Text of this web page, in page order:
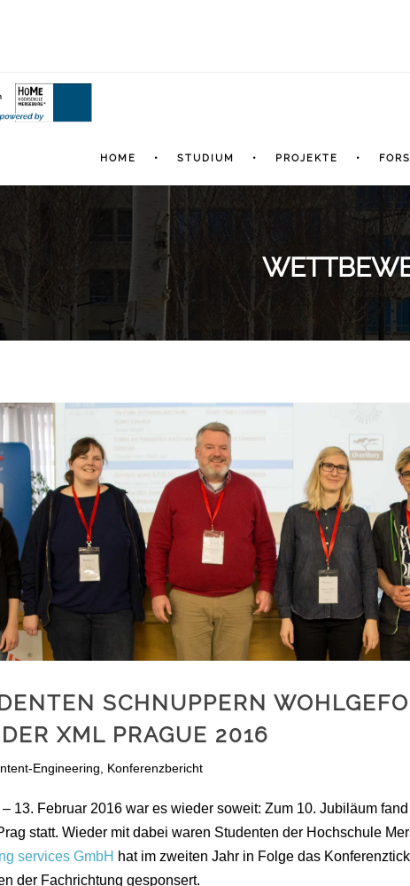
HOME STUDIUM PROJEKTE
SCHNUPPERN
XML PRAGUE 2016
Engineering, Konferenzbericht
– 13. Februar 2016 war es wieder soweit: Zum 10. Jubiläum
statt. Wieder mit dabei waren Studenten der Hochschule
services GmbH hat im zweiten Jahr in Folge das
der Fachrichtung gesponsert.